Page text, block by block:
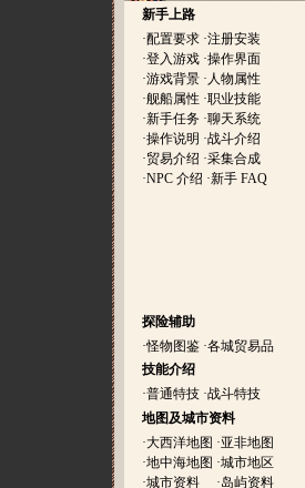
新手上路
·配置要求 ·注册安装
·登入游戏 ·操作界面
·游戏背景 · 人物属性
·舰船属性 ·职业技能
·新手任务 ·聊天系统
·操作说明 ·战斗介绍
·贸易介绍 ·采集合成
·NPC 介绍 ·新手 FAQ
探险辅助
·怪物图鉴 ·各城贸易品
技能介绍
·普通特技 ·战斗特技
地图及城市资料
·大西洋地图 ·亚非地图
·地中海地图 ·城市地区
·城市资料 ·岛屿资料